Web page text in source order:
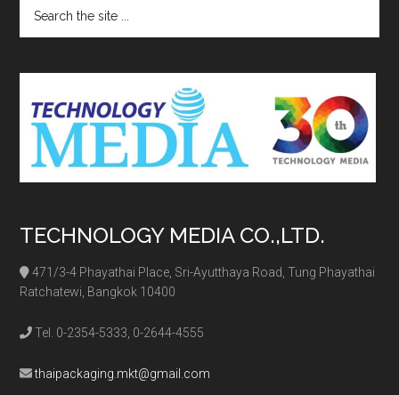
the
TECHNOLOGY MEDIA CO.,LTD.
471/3-4 Phayathai Place, Sri-Ayutthaya Road, Tung Phayathai
Ratchatewi, Bangkok 10400
Tel. 0-2354-5333, 0-2644-4555
thaipackaging.mkt@gmail.com